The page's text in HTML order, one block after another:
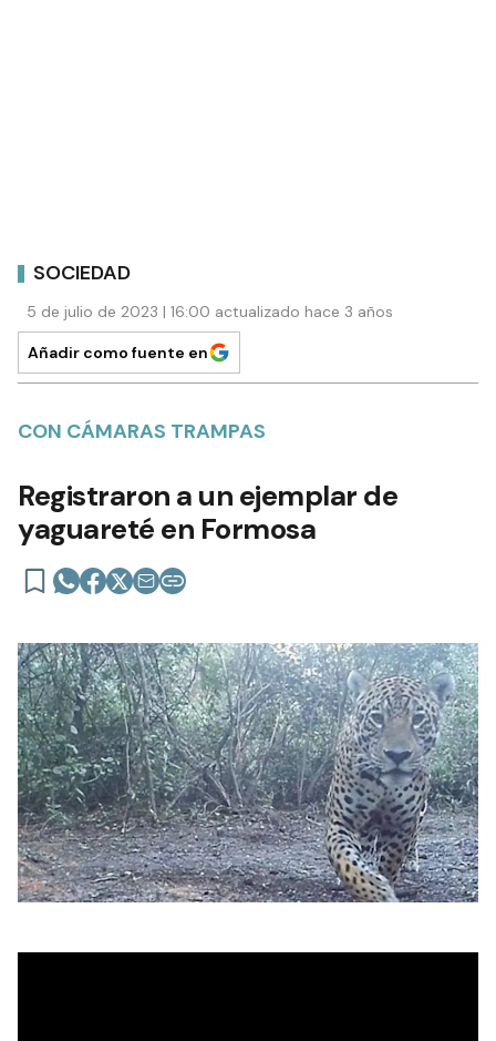
SOCIEDAD
5 de julio de 2023 | 16:00 actualizado hace 3 años
Añadir como fuente en
CON CÁMARAS TRAMPAS
Registraron a un ejemplar de
yaguareté en Formosa